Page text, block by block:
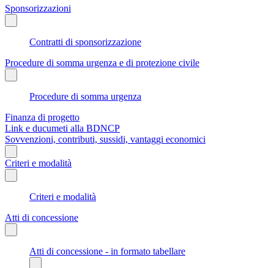
Sponsorizzazioni
Contratti di sponsorizzazione
Procedure di somma urgenza e di protezione civile
Procedure di somma urgenza
Finanza di progetto
Link e ducumeti alla BDNCP
Sovvenzioni, contributi, sussidi, vantaggi economici
Criteri e modalità
Criteri e modalità
Atti di concessione
Atti di concessione - in formato tabellare